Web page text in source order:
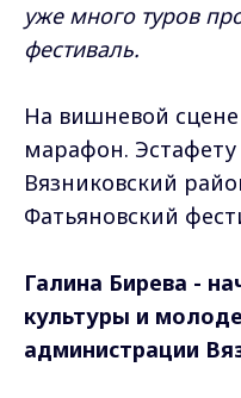
уже много туров
фестиваль.
На вишневой
марафон.
Вязниковский
Фатьяновский
Галина Бирева -
культуры и
администрации